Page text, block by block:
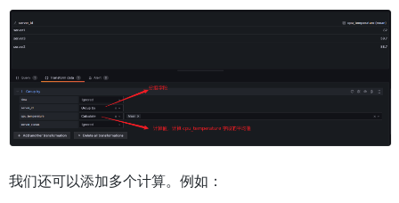
我们还可以添加多个计算。例如：